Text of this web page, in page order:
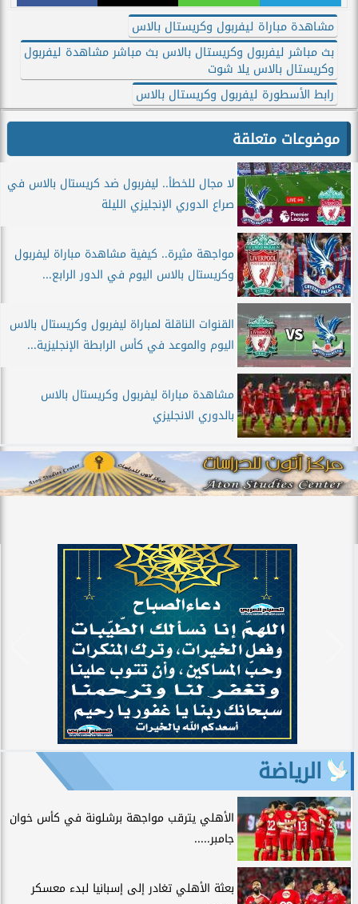
مشاهدة مباراة ليفربول وكريستال بالاس
بث مباشر ليفربول وكريستال بالاس بث مباشر مشاهدة ليفربول
وكريستال بالاس يلا شوت
رابط الأسطورة ليفربول وكريستال بالاس
موضوعات متعلقة
لا مجال للخطأ.. ليفربول ضد كريستال بالاس في
صراع الدوري الإنجليزي الليلة
مواجهة مثيرة.. كيفية مشاهدة مباراة ليفربول
وكريستال بالاس اليوم في الدور الرابع...
القنوات الناقلة لمباراة ليفربول وكريستال بالاس
اليوم والموعد في كأس الرابطة الإنجليزية...
مشاهدة مباراة ليفربول وكريستال بالاس
بالدوري الانجليزي
الرياضة
الأهلي يترقب مواجهة برشلونة في كأس خوان
جامبر.....
بعثة الأهلي تغادر إلى إسبانيا لبدء معسكر